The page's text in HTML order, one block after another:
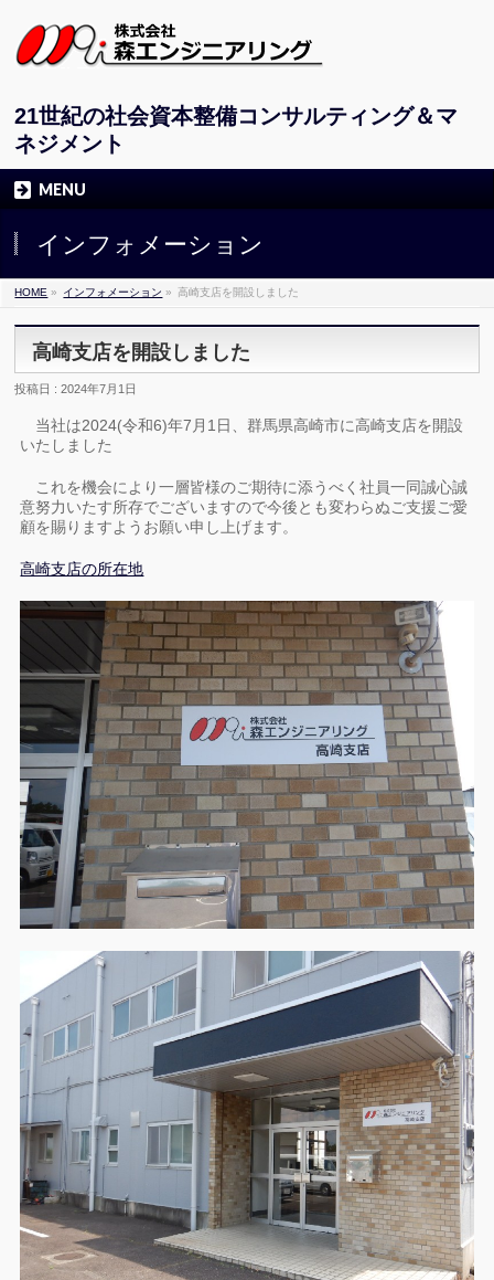
21世紀の社会資本整備コンサルティング＆マ
ネジメント
MENU
インフォメーション
HOME » インフォメーション » 高崎支店を開設しました
高崎支店を開設しました
投稿日 : 2024年7月1日
当社は2024(令和6)年7月1日、群馬県高崎市に高崎支店を開設
いたしました
これを機会により一層皆様のご期待に添うべく社員一同誠心誠
意努力いたす所存でございますので今後とも変わらぬご支援ご愛
顧を賜りますようお願い申し上げます。
高崎支店の所在地